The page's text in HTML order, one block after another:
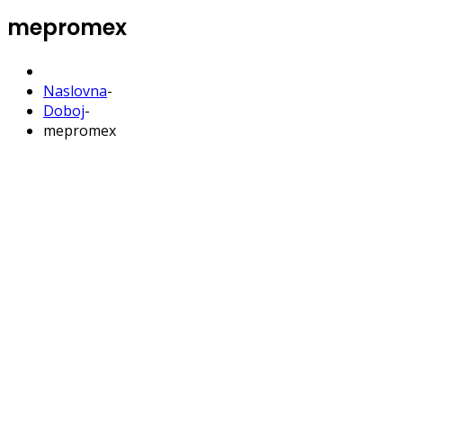
mepromex
Naslovna-
Doboj-
mepromex